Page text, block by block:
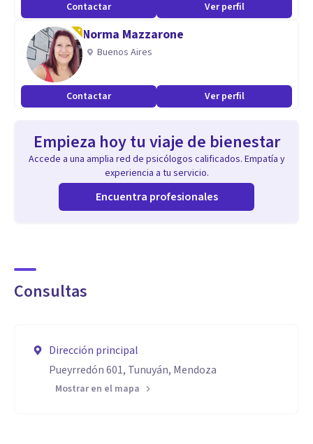
Contactar Ver perfil
Norma Mazzarone
Buenos Aires
Contactar Ver perfil
Empieza hoy tu viaje de bienestar
Accede a una amplia red de psicólogos calificados. Empatía y
experiencia a tu servicio.
Encuentra profesionales
Consultas
Dirección principal
Pueyrredón 601, Tunuyán, Mendoza
Mostrar en el mapa